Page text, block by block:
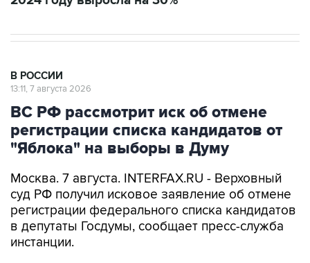
В РОССИИ
13:11, 7 августа 2026
ВС РФ рассмотрит иск об отмене
регистрации списка кандидатов от
"Яблока" на выборы в Думу
Москва. 7 августа. INTERFAX.RU - Верховный
суд РФ получил исковое заявление об отмене
регистрации федерального списка кандидатов
в депутаты Госдумы, сообщает пресс-служба
инстанции.